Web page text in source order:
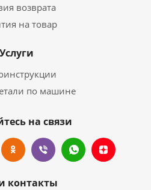
возврата
на товар
Услуги
по машине
на связи
контакты